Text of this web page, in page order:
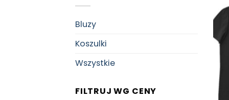
Bluzy
Koszulki
Wszystkie
FILTRUJ WG CENY